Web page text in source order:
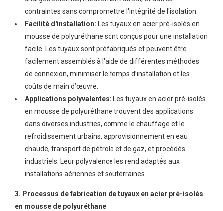
contraintes sans compromettre l'intégrité de l'isolation.
Facilité d'installation: Les tuyaux en acier pré-isolés en
mousse de polyuréthane sont conçus pour une installation
facile. Les tuyaux sont préfabriqués et peuvent être
facilement assemblés à l'aide de différentes méthodes
de connexion, minimiser le temps d’installation et les
coûts de main d’œuvre.
Applications polyvalentes: Les tuyaux en acier pré-isolés
en mousse de polyuréthane trouvent des applications
dans diverses industries, comme le chauffage et le
refroidissement urbains, approvisionnement en eau
chaude, transport de pétrole et de gaz, et procédés
industriels. Leur polyvalence les rend adaptés aux
installations aériennes et souterraines..
3. Processus de fabrication de tuyaux en acier pré-isolés
en mousse de polyuréthane